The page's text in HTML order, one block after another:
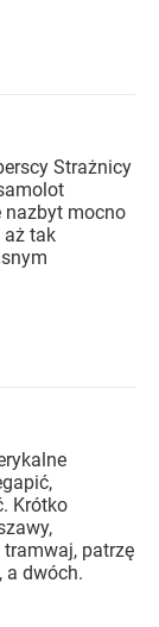
Strażnicy
nazbyt mocno
aż tak
Krótko
patrzę
a dwóch.